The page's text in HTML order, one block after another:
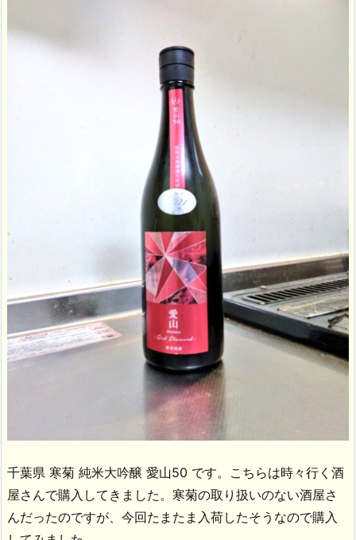
千葉県 寒菊 純米大吟醸 愛山50 です。こちらは時々行く酒
屋さんで購入してきました。寒菊の取り扱いのない酒屋さ
んだったのですが、今回たまたま入荷したそうなので購入